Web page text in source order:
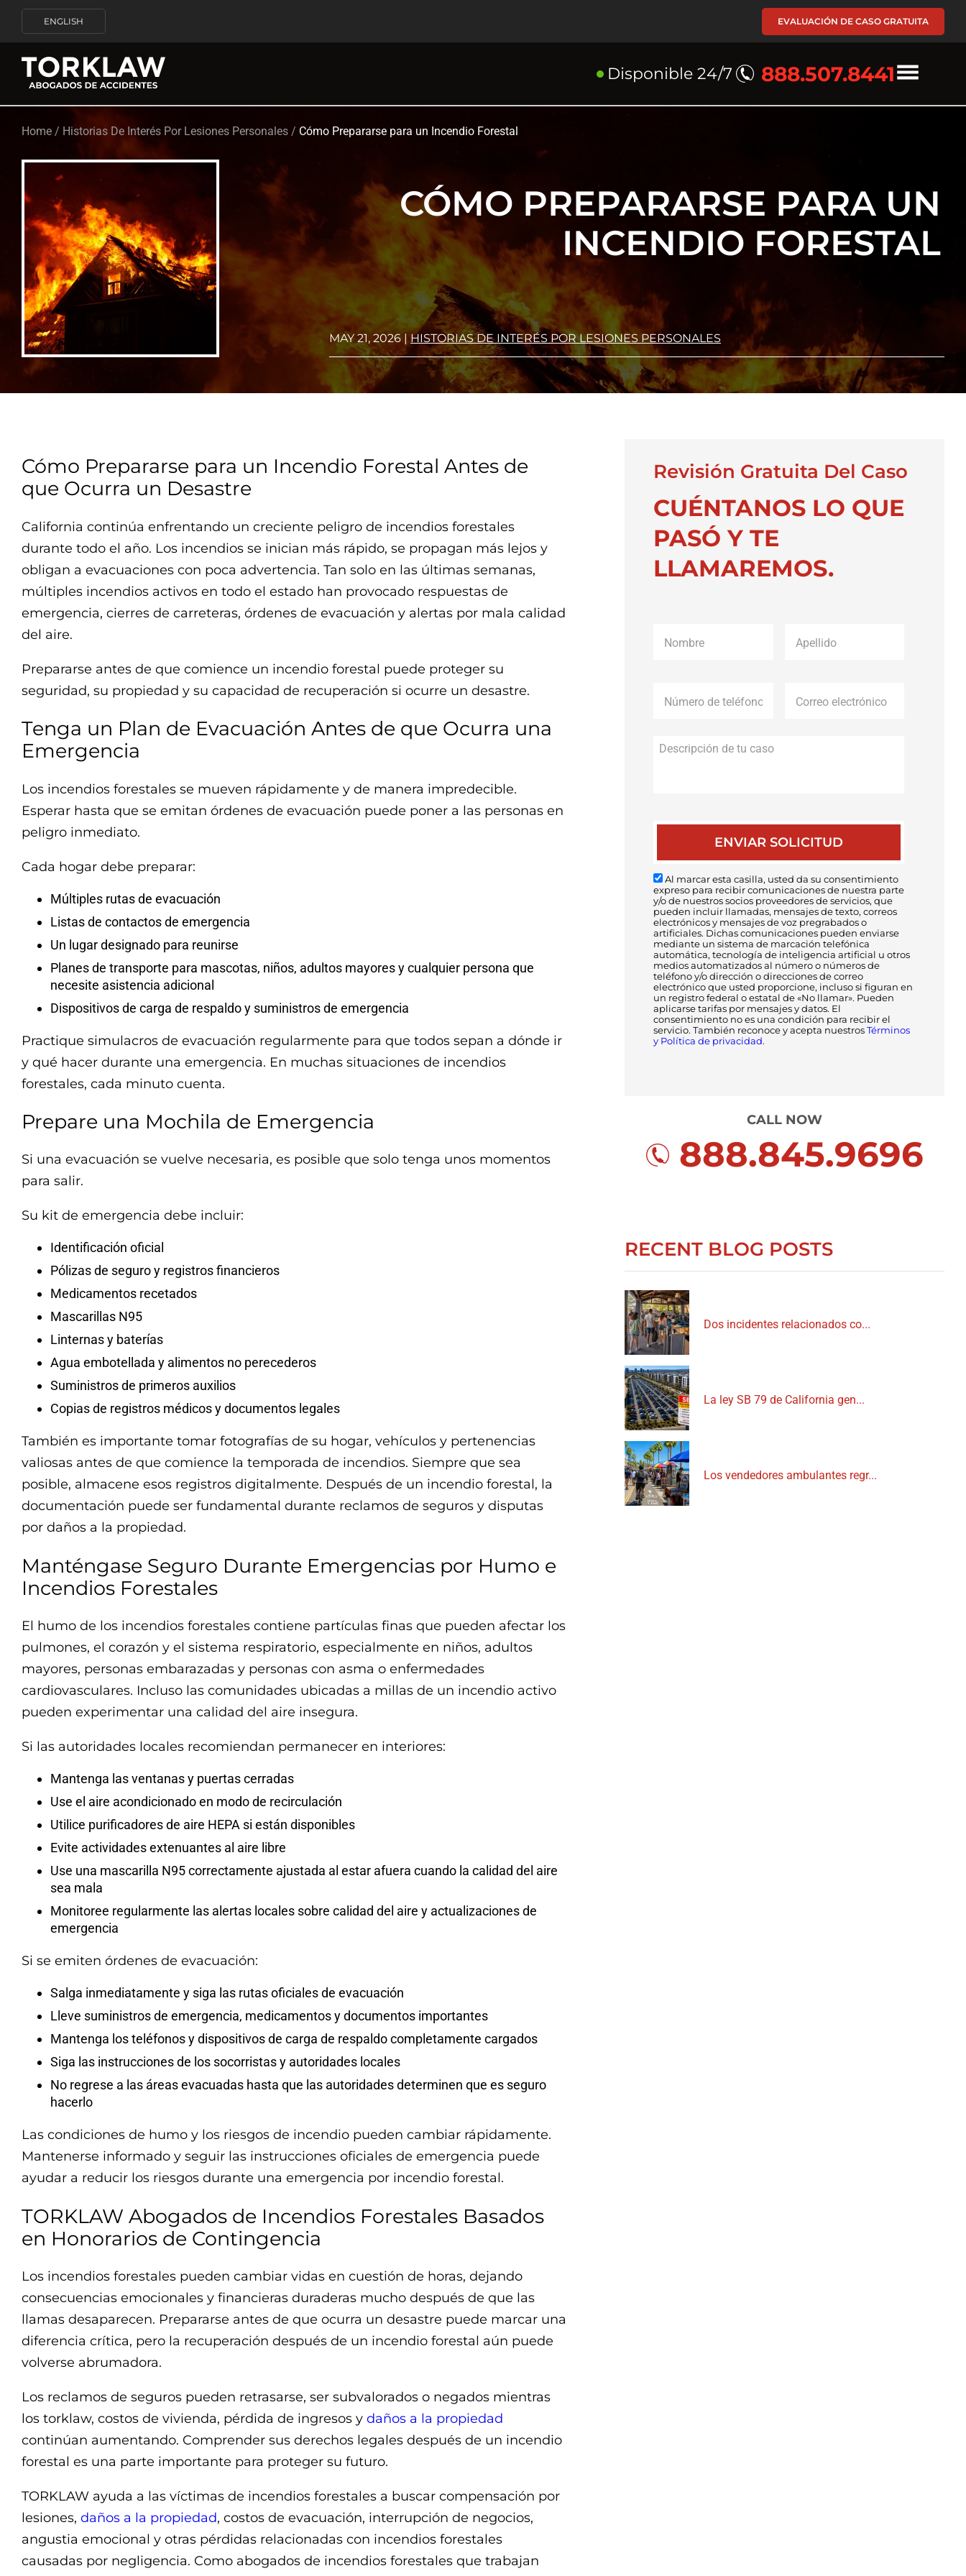
ENGLISH EVALUACIÓN DE CASO GRATUITA
Disponible 24/7 888.507.8441
Home / Historias De Interés Por Lesiones Personales / Cómo Prepararse para un Incendio Forestal
CÓMO PREPARARSE PARA UN
INCENDIO FORESTAL
MAY 21, 2026 | HISTORIAS DE INTERÉS POR LESIONES PERSONALES
Cómo Prepararse para un Incendio Forestal Antes de
que Ocurra un Desastre
California continúa enfrentando un creciente peligro de incendios forestales
durante todo el año. Los incendios se inician más rápido, se propagan más lejos y
obligan a evacuaciones con poca advertencia. Tan solo en las últimas semanas,
múltiples incendios activos en todo el estado han provocado respuestas de
emergencia, cierres de carreteras, órdenes de evacuación y alertas por mala calidad
del aire.
Prepararse antes de que comience un incendio forestal puede proteger su
seguridad, su propiedad y su capacidad de recuperación si ocurre un desastre.
Tenga un Plan de Evacuación Antes de que Ocurra una
Emergencia
Los incendios forestales se mueven rápidamente y de manera impredecible.
Esperar hasta que se emitan órdenes de evacuación puede poner a las personas en
peligro inmediato.
Cada hogar debe preparar:
Múltiples rutas de evacuación
Listas de contactos de emergencia
Un lugar designado para reunirse
Planes de transporte para mascotas, niños, adultos mayores y cualquier persona que
necesite asistencia adicional
Dispositivos de carga de respaldo y suministros de emergencia
Practique simulacros de evacuación regularmente para que todos sepan a dónde ir
y qué hacer durante una emergencia. En muchas situaciones de incendios
forestales, cada minuto cuenta.
Prepare una Mochila de Emergencia
Si una evacuación se vuelve necesaria, es posible que solo tenga unos momentos
para salir.
Su kit de emergencia debe incluir:
Identificación oficial
Pólizas de seguro y registros financieros
Medicamentos recetados
Mascarillas N95
Linternas y baterías
Agua embotellada y alimentos no perecederos
Suministros de primeros auxilios
Copias de registros médicos y documentos legales
También es importante tomar fotografías de su hogar, vehículos y pertenencias
valiosas antes de que comience la temporada de incendios. Siempre que sea
posible, almacene esos registros digitalmente. Después de un incendio forestal, la
documentación puede ser fundamental durante reclamos de seguros y disputas
por daños a la propiedad.
Manténgase Seguro Durante Emergencias por Humo e
Incendios Forestales
El humo de los incendios forestales contiene partículas finas que pueden afectar los
pulmones, el corazón y el sistema respiratorio, especialmente en niños, adultos
mayores, personas embarazadas y personas con asma o enfermedades
cardiovasculares. Incluso las comunidades ubicadas a millas de un incendio activo
pueden experimentar una calidad del aire insegura.
Si las autoridades locales recomiendan permanecer en interiores:
Mantenga las ventanas y puertas cerradas
Use el aire acondicionado en modo de recirculación
Utilice purificadores de aire HEPA si están disponibles
Evite actividades extenuantes al aire libre
Use una mascarilla N95 correctamente ajustada al estar afuera cuando la calidad del aire
sea mala
Monitoree regularmente las alertas locales sobre calidad del aire y actualizaciones de
emergencia
Si se emiten órdenes de evacuación:
Salga inmediatamente y siga las rutas oficiales de evacuación
Lleve suministros de emergencia, medicamentos y documentos importantes
Mantenga los teléfonos y dispositivos de carga de respaldo completamente cargados
Siga las instrucciones de los socorristas y autoridades locales
No regrese a las áreas evacuadas hasta que las autoridades determinen que es seguro
hacerlo
Las condiciones de humo y los riesgos de incendio pueden cambiar rápidamente.
Mantenerse informado y seguir las instrucciones oficiales de emergencia puede
ayudar a reducir los riesgos durante una emergencia por incendio forestal.
TORKLAW Abogados de Incendios Forestales Basados
en Honorarios de Contingencia
Los incendios forestales pueden cambiar vidas en cuestión de horas, dejando
consecuencias emocionales y financieras duraderas mucho después de que las
llamas desaparecen. Prepararse antes de que ocurra un desastre puede marcar una
diferencia crítica, pero la recuperación después de un incendio forestal aún puede
volverse abrumadora.
Los reclamos de seguros pueden retrasarse, ser subvalorados o negados mientras
los torklaw, costos de vivienda, pérdida de ingresos y daños a la propiedad
continúan aumentando. Comprender sus derechos legales después de un incendio
forestal es una parte importante para proteger su futuro.
TORKLAW ayuda a las víctimas de incendios forestales a buscar compensación por
lesiones, daños a la propiedad, costos de evacuación, interrupción de negocios,
angustia emocional y otras pérdidas relacionadas con incendios forestales
causadas por negligencia. Como abogados de incendios forestales que trabajan
Revisión Gratuita Del Caso
CUÉNTANOS LO QUE
PASÓ Y TE
LLAMAREMOS.
de
electrónico *
Al marcar esta casilla, usted da su consentimiento
expreso para recibir comunicaciones de nuestra parte
y/o de nuestros socios proveedores de servicios, que
pueden incluir llamadas, mensajes de texto, correos
electrónicos y mensajes de voz pregrabados o
artificiales. Dichas comunicaciones pueden enviarse
mediante un sistema de marcación telefónica
automática, tecnología de inteligencia artificial u otros
medios automatizados al número o números de
teléfono y/o dirección o direcciones de correo
electrónico que usted proporcione, incluso si figuran en
un registro federal o estatal de «No llamar». Pueden
aplicarse tarifas por mensajes y datos. El
consentimiento no es una condición para recibir el
servicio. También reconoce y acepta nuestrosTérminos
y Política de privacidad.
CALL NOW
888.845.9696
RECENT BLOG POSTS
Dos incidentes relacionados co...
La ley SB 79 de California gen...
Los vendedores ambulantes regr...